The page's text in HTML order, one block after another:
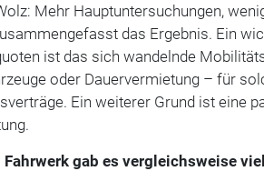
Mehr Hauptuntersuchungen,
das Ergebnis. Ein
ist das sich wandelnde
oder Dauervermietung – für
Ein weiterer Grund ist eine
Fahrwerk gab es vergleichsweise